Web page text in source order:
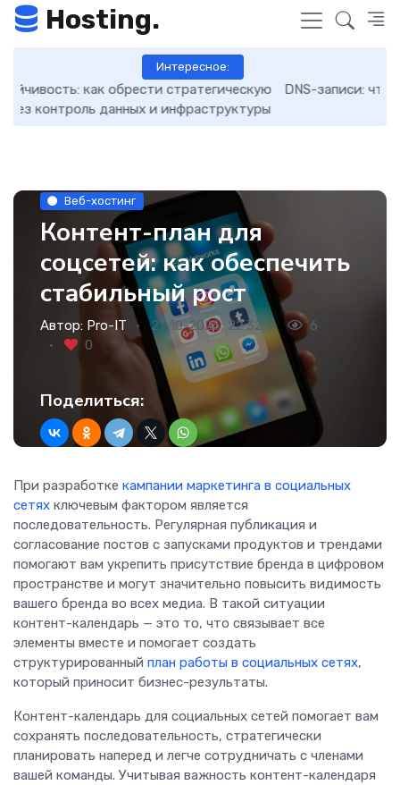
Hosting.
Интересное:
DNS-записи: что это такое, как работают и как ими
управлять
Веб-хостинг
Контент-план для
соцсетей: как обеспечить
стабильный рост
Автор: Pro-IT 21-10-2025, 22:32
6
0
Поделиться:
При разработке кампании маркетинга в социальных
сетях ключевым фактором является
последовательность. Регулярная публикация и
согласование постов с запусками продуктов и трендами
помогают вам укрепить присутствие бренда в цифровом
пространстве и могут значительно повысить видимость
вашего бренда во всех медиа. В такой ситуации
контент-календарь — это то, что связывает все
элементы вместе и помогает создать
структурированный план работы в социальных сетях,
который приносит бизнес-результаты.
Контент-календарь для социальных сетей помогает вам
сохранять последовательность, стратегически
планировать наперед и легче сотрудничать с членами
вашей команды. Учитывая важность контент-календаря